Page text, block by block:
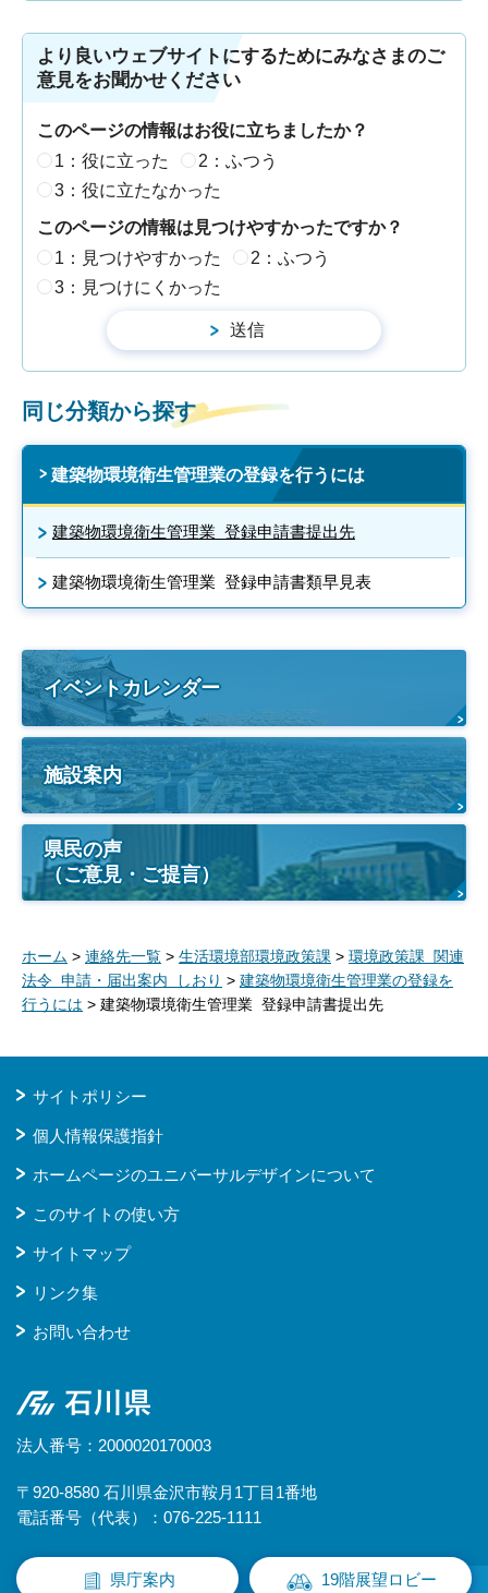
より良いウェブサイトにするためにみなさまのご
意見をお聞かせください
このページの情報はお役に立ちましたか？
1：役に立った
2：ふつう
3：役に立たなかった
このページの情報は見つけやすかったですか？
1：見つけやすかった
2：ふつう
3：見つけにくかった
同じ分類から探す
建築物環境衛生管理業の登録を行うには
建築物環境衛生管理業 登録申請書提出先
建築物環境衛生管理業 登録申請書類早見表
イベントカレンダー
施設案内
県民の声
（ご意見・ご提言）
ホーム > 連絡先一覧 > 生活環境部環境政策課 > 環境政策課 関連
法令 申請・届出案内 しおり > 建築物環境衛生管理業の登録を
行うには > 建築物環境衛生管理業 登録申請書提出先
サイトポリシー
個人情報保護指針
ホームページのユニバーサルデザインについて
このサイトの使い方
サイトマップ
リンク集
お問い合わせ
石川県
法人番号：2000020170003
〒920-8580 石川県金沢市鞍月1丁目1番地
電話番号（代表）：076-225-1111
県庁案内 19階展望ロビー